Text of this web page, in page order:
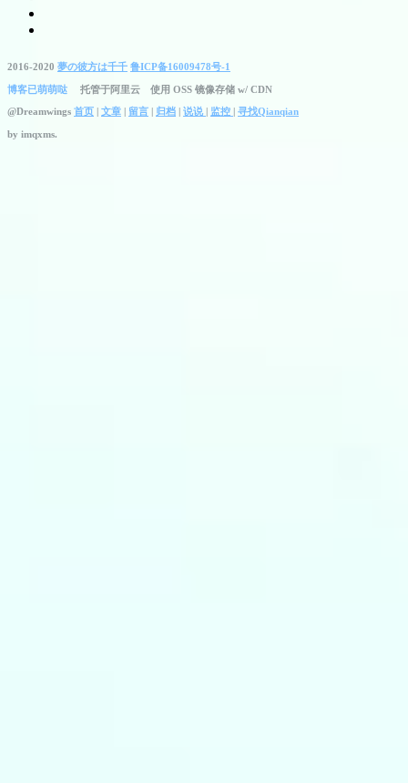
2016-2020 夢の彼方は千千 鲁ICP备16009478号-1
博客已萌萌哒 托管于阿里云 使用 OSS 镜像存储 w/ CDN
@Dreamwings 首页 文章 留言 归档 说说 监控 寻找Qianqian
by imqxms.